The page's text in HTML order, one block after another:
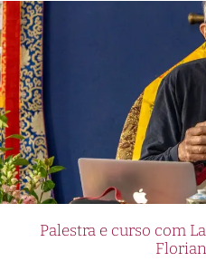
Palestra e curso com